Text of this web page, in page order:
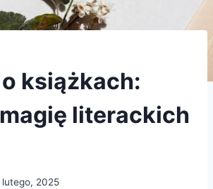
książkach:
literackich
lutego, 2025